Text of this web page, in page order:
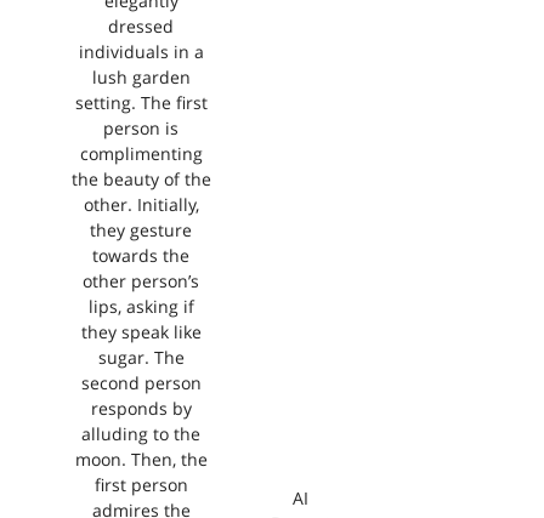
AI
dressed
individuals in a
lush garden
setting. The first
person is
complimenting
the beauty of the
other. Initially,
they gesture
towards the
other person’s
lips, asking if
they speak like
sugar. The
second person
responds by
alluding to the
moon. Then, the
first person
admires the